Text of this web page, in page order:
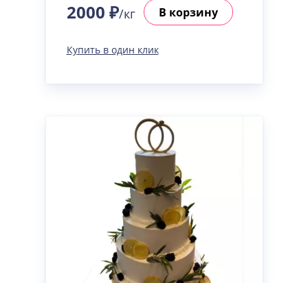
2000 ₽/кг В корзину
Купить в один клик